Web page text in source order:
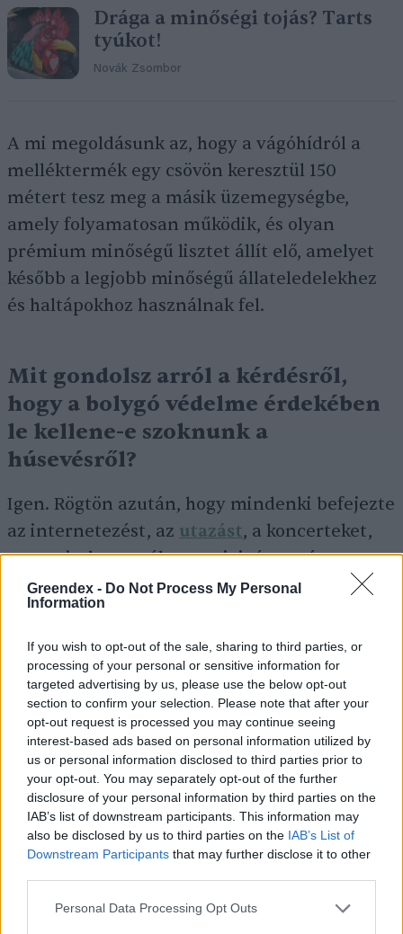
Greendex - Do Not Process My Personal
Information
If you wish to opt-out of the sale, sharing to third parties, or
processing of your personal or sensitive information for
targeted advertising by us, please use the below opt-out
section to confirm your selection. Please note that after your
opt-out request is processed you may continue seeing
interest-based ads based on personal information utilized by
us or personal information disclosed to third parties prior to
your opt-out. You may separately opt-out of the further
disclosure of your personal information by third parties on the
IAB’s list of downstream participants. This information may
also be disclosed by us to third parties on the IAB’s List of
Downstream Participants that may further disclose it to other
Personal Data Processing Opt Outs
Drága a minőségi tojás? Tarts
tyúkot!
Novák Zsombor
A mi megoldásunk az, hogy a vágóhídról a
melléktermék egy csövön keresztül 150
métert tesz meg a másik üzemegységbe,
amely folyamatosan működik, és olyan
prémium minőségű lisztet állít elő, amelyet
később a legjobb minőségű állateledelekhez
és haltápokhoz használnak fel.
Mit gondolsz arról a kérdésről,
hogy a bolygó védelme érdekében
le kellene-e szoknunk a
húsevésről?
Igen. Rögtön azután, hogy mindenki befejezte
az internetezést, az utazást, a koncerteket,
meg minden egyéb energiaigényes és
szennyező tevékenységet. Tehát nem.
Alapjában véve az ember mindenevő, és
szüksége van állati fehérjére, mert
esszenciális aminosavakhoz csak állati
fehérjéből lehet hozzájutni. Nyilván be lehet
vinni táplálékkiegészítőkkel is, de ezek nagy
része szintén állati eredetű, csak ezt nem
mindenki tudja. Perszetojásbólis biztosítani
lehet ezeket a tápanyagokat, de talán az,
hogy tojást eszünk vagy csirkét, már
majdnem mindegy. Ha a bolygó védelme
fontos számunkra, akkor azt gondolom, hogy
tudatosságra kell törekedni a fogyasztás terén